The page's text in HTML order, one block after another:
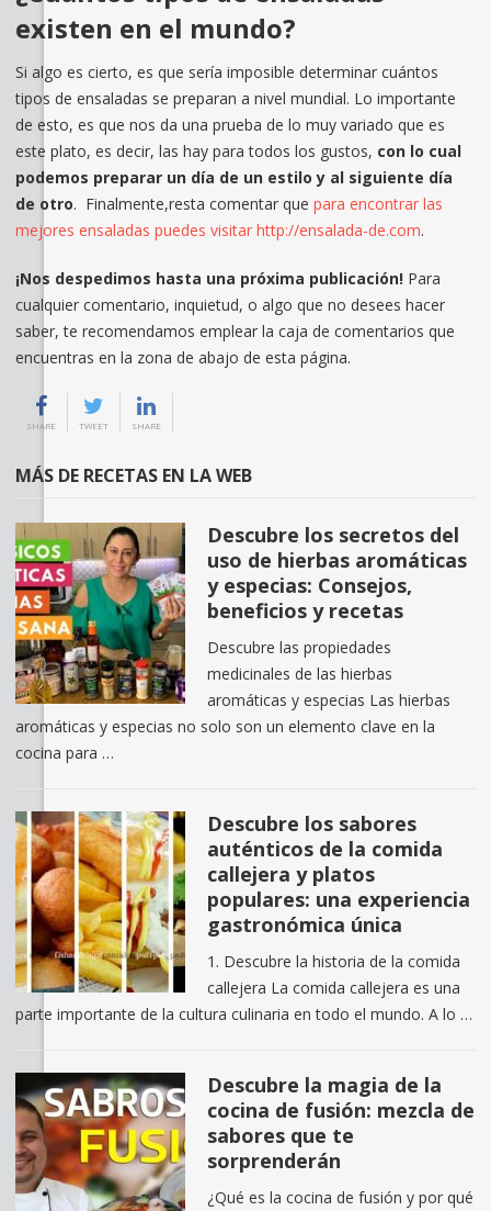
existen en el mundo?
Si algo es cierto, es que sería imposible determinar cuántos
tipos de ensaladas se preparan a nivel mundial. Lo importante
de esto, es que nos da una prueba de lo muy variado que es
este plato, es decir, las hay para todos los gustos, con lo cual
podemos preparar un día de un estilo y al siguiente día
de otro. Finalmente,resta comentar que para encontrar las
mejores ensaladas puedes visitar http://ensalada-de.com.
¡Nos despedimos hasta una próxima publicación!Para
cualquier comentario, inquietud, o algo que no desees hacer
saber, te recomendamos emplear la caja de comentarios que
encuentras en la zona de abajo de esta página.
SHARE TWEET SHARE
MÁS DE RECETAS EN LA WEB
Descubre los secretos del
uso de hierbas aromáticas
y especias: Consejos,
beneficios y recetas
Descubre las propiedades
medicinales de las hierbas
aromáticas y especias Las hierbas
aromáticas y especias no solo son un elemento clave en la
cocina para …
Descubre los sabores
auténticos de la comida
callejera y platos
populares: una experiencia
gastronómica única
1. Descubre la historia de la comida
callejera La comida callejera es una
parte importante de la cultura culinaria en todo el mundo. A lo …
Descubre la magia de la
cocina de fusión: mezcla de
sabores que te
sorprenderán
¿Qué es la cocina de fusión y por qué